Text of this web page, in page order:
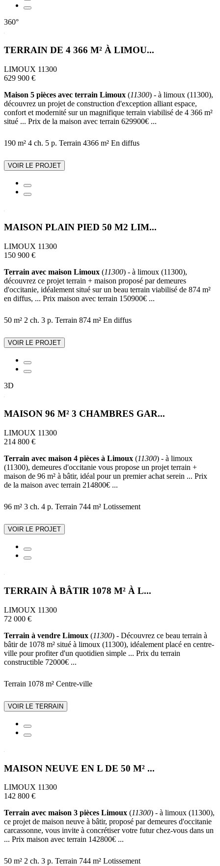
360°
TERRAIN DE 4 366 M² À LIMOU...
LIMOUX 11300
629 900 €
Maison 5 pièces avec terrain Limoux (11300) - à limoux (11300),
découvrez un projet de construction d'exception alliant espace,
confort et modernité sur un magnifique terrain viabilisé de 4 366 m²
situé ... Prix de la maison avec terrain 629900€ ...
190 m² 4 ch. 5 p. Terrain 4366 m² En diffus
VOIR LE PROJET
MAISON PLAIN PIED 50 M2 LIM...
LIMOUX 11300
150 900 €
Terrain avec maison Limoux (11300) - à limoux (11300),
découvrez ce projet terrain + maison proposé par demeures
d'occitanie, idéalement situé sur un beau terrain viabilisé de 874 m²
en diffus, ... Prix maison avec terrain 150900€ ...
50 m² 2 ch. 3 p. Terrain 874 m² En diffus
VOIR LE PROJET
3D
MAISON 96 M² 3 CHAMBRES GAR...
LIMOUX 11300
214 800 €
Terrain avec maison 4 pièces à Limoux (11300) - à limoux
(11300), demeures d'occitanie vous propose un projet terrain +
maison de 96 m² à bâtir, idéal pour un premier achat serein ... Prix
de la maison avec terrain 214800€ ...
96 m² 3 ch. 4 p. Terrain 744 m² Lotissement
VOIR LE PROJET
TERRAIN À BÂTIR 1078 M² À L...
LIMOUX 11300
72 000 €
Terrain à vendre Limoux (11300) - Découvrez ce beau terrain à
bâtir de 1078 m² situé à limoux (11300), idéalement placé en centre-
ville pour profiter d'un quotidien simple ... Prix du terrain
constructible 72000€ ...
Terrain 1078 m² Centre-ville
VOIR LE TERRAIN
MAISON NEUVE EN L DE 50 M² ...
LIMOUX 11300
142 800 €
Terrain avec maison 3 pièces Limoux (11300) - à limoux (11300),
ce projet de maison neuve à bâtir, proposé par demeures d'occitanie
carcassonne, vous invite à concrétiser votre futur chez-vous dans un
... Prix maison avec terrain 142800€ ...
50 m² 2 ch. 3 p. Terrain 744 m² Lotissement